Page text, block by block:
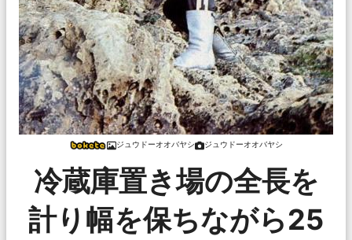
ジュウドーオオバヤシ ジュウドーオオバヤシ
冷蔵庫置き場の全長を
計り幅を保ちながら25